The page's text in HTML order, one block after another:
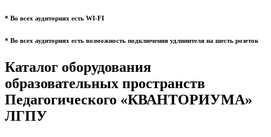
* Во всех аудиториях есть WI-FI
* Во всех аудиториях есть возможность подключения удлинителя на шесть розеток
Каталог оборудования
образовательных пространств
Педагогического «КВАНТОРИУМА»
ЛГПУ